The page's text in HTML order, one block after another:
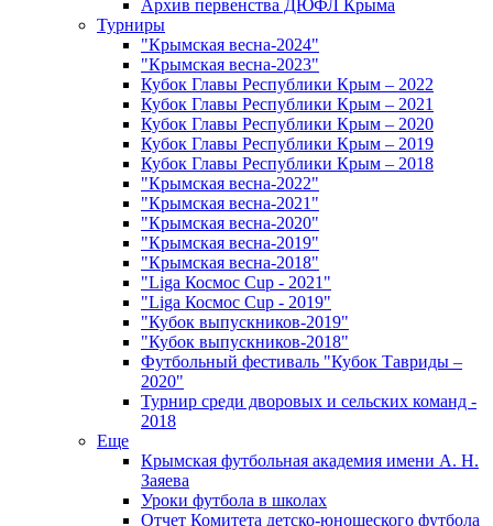
Архив первенства ДЮФЛ Крыма
Турниры
"Крымская весна-2024"
"Крымская весна-2023"
Кубок Главы Республики Крым – 2022
Кубок Главы Республики Крым – 2021
Кубок Главы Республики Крым – 2020
Кубок Главы Республики Крым – 2019
Кубок Главы Республики Крым – 2018
"Крымская весна-2022"
"Крымская весна-2021"
"Крымская весна-2020"
"Крымская весна-2019"
"Крымская весна-2018"
"Liga Космос Cup - 2021"
"Liga Космос Cup - 2019"
"Кубок выпускников-2019"
"Кубок выпускников-2018"
Футбольный фестиваль "Кубок Тавриды –
2020"
Турнир среди дворовых и сельских команд -
2018
Еще
Крымская футбольная академия имени А. Н.
Заяева
Уроки футбола в школах
Отчет Комитета детско-юношеского футбола